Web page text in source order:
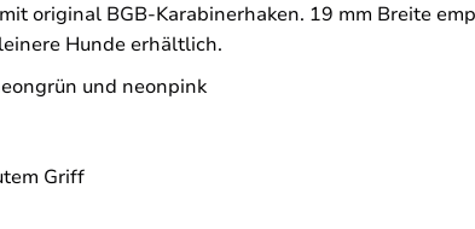
original BGB-Karabinerhaken. 19 mm Breite
Hunde erhältlich.
und neonpink
Griff